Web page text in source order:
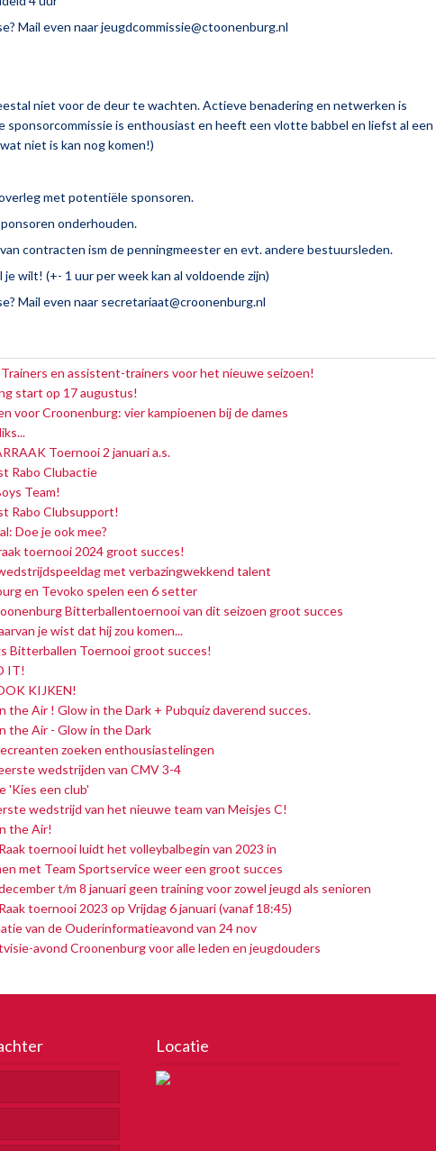
Mail even naar jeugdcommissie@ctoonenburg.nl
niet voor de deur te wachten. Actieve benadering en netwerken is
sponsorcommissie is enthousiast en heeft een vlotte babbel en liefst al een
niet is kan nog komen!)
met potentiële sponsoren.
onderhouden.
van contracten ism de penningmeester en evt. andere bestuursleden.
je wilt! (+- 1 uur per week kan al voldoende zijn)
Mail even naar secretariaat@croonenburg.nl
en assistent-trainers voor het nieuwe seizoen!
start op 17 augustus!
voor Croonenburg: vier kampioenen bij de dames
Toernooi 2 januari a.s.
Rabo Clubactie
Team!
Rabo Clubsupport!
Doe je ook mee?
toernooi 2024 groot succes!
met verbazingwekkend talent
en Tevoko spelen een 6 setter
Bitterballentoernooi van dit seizoen groot succes
je wist dat hij zou komen...
Bitterballen Toernooi groot succes!
IT!
KIJKEN!
the Air ! Glow in the Dark + Pubquiz daverend succes.
the Air - Glow in the Dark
zoeken enthousiastelingen
wedstrijden van CMV 3-4
'Kies een club'
wedstrijd van het nieuwe team van Meisjes C!
the Air!
toernooi luidt het volleybalbegin van 2023 in
met Team Sportservice weer een groot succes
t/m 8 januari geen training voor zowel jeugd als senioren
toernooi 2023 op Vrijdag 6 januari (vanaf 18:45)
van de Ouderinformatieavond van 24 nov
avond Croonenburg voor alle leden en jeugdouders
Locatie